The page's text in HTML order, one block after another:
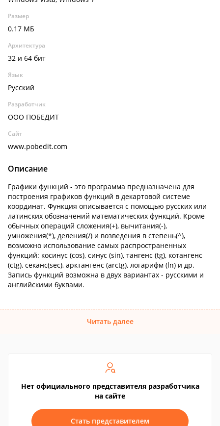
Размер
0.17 МБ
Архитектура
32 и 64 бит
Язык
Русский
Разработчик
ООО ПОБЕДИТ
Сайт
www.pobedit.com
Описание
Графики функций - это программа предназначена для
построения графиков функций в декартовой системе
координат. Функция описывается с помощью русских или
латинских обозначений математических функций. Кроме
обычных операций сложения(+), вычитания(-),
умножения(*), деления(/) и возведения в степень(^),
возможно использование самых распространенных
функций: косинус (cos), синус (sin), тангенс (tg), котангенс
(ctg), секанс(sec), арктангенс (arctg), логарифм (ln) и др.
Запись функций возможна в двух вариантах - русскими и
английскими буквами.
Читать далее
Нет официального представителя разработчика
на сайте
Стать представителем